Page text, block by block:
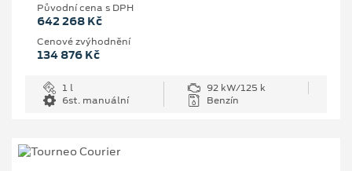
Původní cena s DPH
642 268 Kč
Cenové zvýhodnění
134 876 Kč
1 l
92 kW/125 k
6st. manuální
Benzín